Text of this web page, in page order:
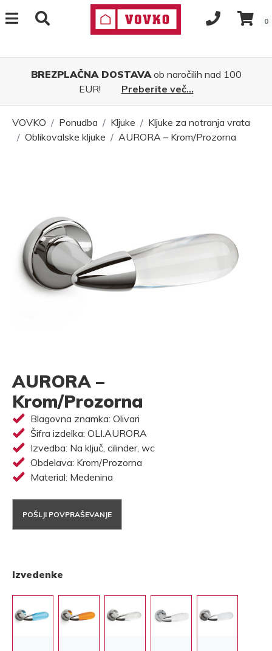
0
BREZPLAČNA DOSTAVAob naročilih nad 100
EUR!
Preberite več...
VOVKO Ponudba Kljuke
Kljuke za notranja vrata
Oblikovalske kljuke
AURORA – Krom/Prozorna
AURORA –
Krom/Prozorna
Blagovna znamka: Olivari
Šifra izdelka: OLI.AURORA
Izvedba: Na ključ, cilinder, wc
Obdelava: Krom/Prozorna
Material: Medenina
POŠLJI POVPRAŠEVANJE
Izvedenke